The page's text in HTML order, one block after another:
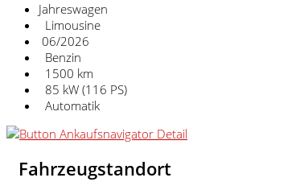
Jahreswagen
Limousine
06/2026
Benzin
1500 km
85 kW (116 PS)
Automatik
Fahrzeugstandort